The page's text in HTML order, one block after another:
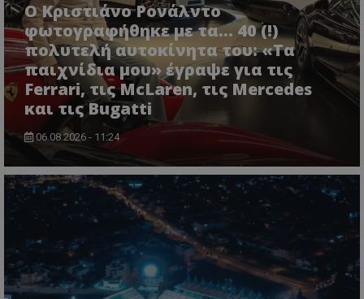
Ο Κριστιάνο Ρονάλντο
φωτογραφήθηκε με τα... 40 (!)
πολυτελή αυτοκίνητα του: «Τα
παιχνίδια μου» έγραψε για τις
Ferrari, τις McLaren, τις Mercedes
και τις Bugatti
06.08.2026 - 11:24